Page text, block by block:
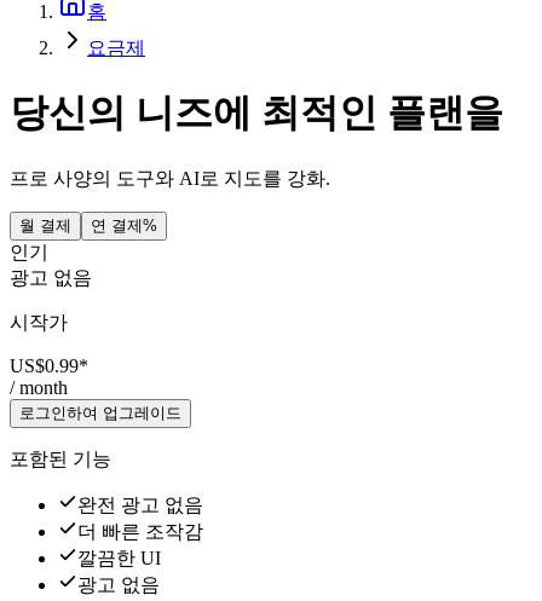
홈
요금제
당신의 니즈에 최적인 플랜을
프로 사양의 도구와 AI로 지도를 강화.
월 결제 연 결제%
인기
광고 없음
시작가
US$0.99*
/ month
로그인하여 업그레이드
포함된 기능
완전 광고 없음
더 빠른 조작감
깔끔한 UI
광고 없음